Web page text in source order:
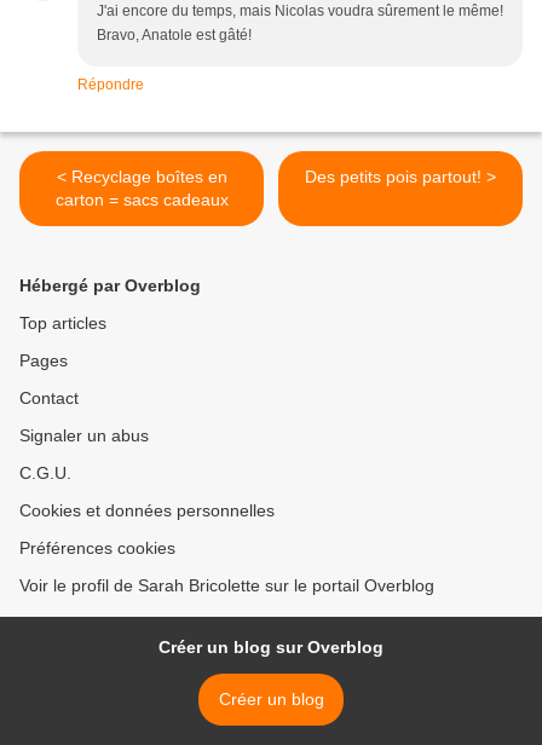
J'ai encore du temps, mais Nicolas voudra sûrement le même!
Bravo, Anatole est gâté!
Répondre
< Recyclage boîtes en
carton = sacs cadeaux
Des petits pois partout! >
Hébergé par Overblog
Top articles
Pages
Contact
Signaler un abus
C.G.U.
Cookies et données personnelles
Préférences cookies
Voir le profil de Sarah Bricolette sur le portail Overblog
Créer un blog sur Overblog
Créer un blog